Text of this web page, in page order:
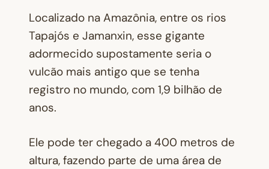
Localizado na Amazônia, entre os rios
Tapajós e Jamanxin, esse gigante
adormecido supostamente seria o
vulcão mais antigo que se tenha
registro no mundo, com 1,9 bilhão de
anos.
Ele pode ter chegado a 400 metros de
altura, fazendo parte de uma área de